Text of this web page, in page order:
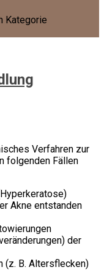
Kategorie
Verfahren zur
folgenden Fällen
Akne entstanden
der
(z. B. Altersflecken)